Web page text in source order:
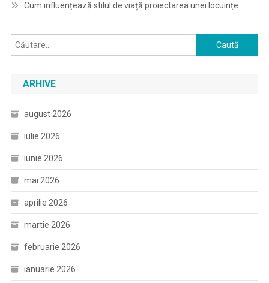
Cum influențează stilul de viață proiectarea unei locuințe
Caută
după:
ARHIVE
august 2026
iulie 2026
iunie 2026
mai 2026
aprilie 2026
martie 2026
februarie 2026
ianuarie 2026